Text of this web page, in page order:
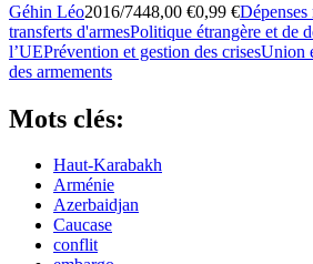
Géhin Léo2016/7448,00 €0,99 €
transferts d'armesPolitique étrangère et de
l’UEPrévention et gestion des crisesUnion
des armements
Mots clés:
Haut-Karabakh
Arménie
Azerbaidjan
Caucase
conflit